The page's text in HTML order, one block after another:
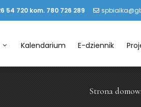
54 720 kom. 780 726 289
Kalendarium E-dziennik
Strona